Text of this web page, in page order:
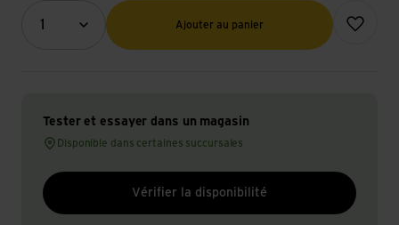
1
Quantité (optionnel)
Ajouter au panier
Ajouter à
Tester et essayer dans un magasin
Disponible dans certaines succursales
Vérifier la disponibilité